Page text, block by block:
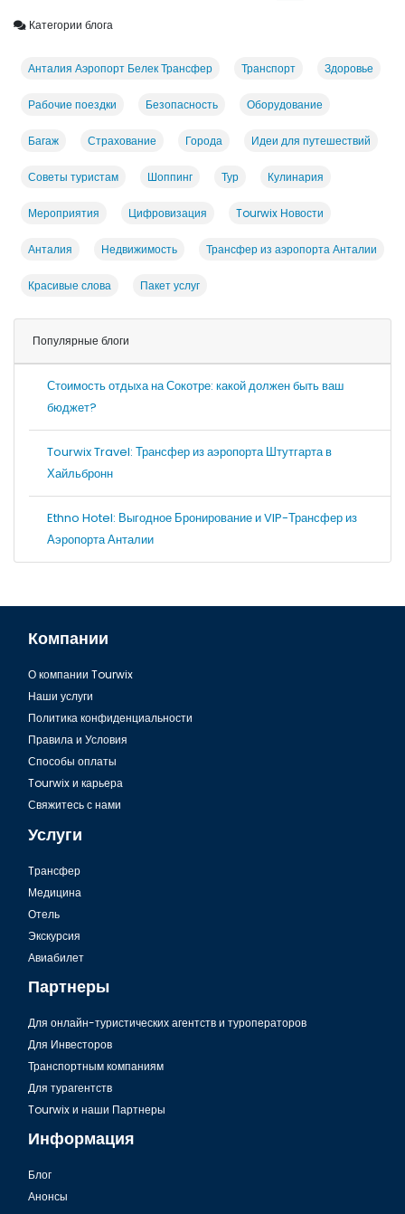
Категории блога
Анталия Аэропорт Белек Трансфер Транспорт Здоровье
Рабочие поездки Безопасность Оборудование
Багаж Страхование Города Идеи для путешествий
Советы туристам Шоппинг Тур Кулинария
Мероприятия Цифровизация Tourwix Новости
Анталия Недвижимость Трансфер из аэропорта Анталии
Красивые слова Пакет услуг
Популярные блоги
Стоимость отдыха на Сокотре: какой должен быть ваш
бюджет?
Tourwix Travel: Трансфер из аэропорта Штутгарта в
Хайльбронн
Ethno Hotel: Выгодное Бронирование и VIP-Трансфер из
Аэропорта Анталии
Компании
О компании Tourwix
Наши услуги
Политика конфиденциальности
Правила и Условия
Способы оплаты
Tourwix и карьера
Свяжитесь с нами
Услуги
Tрансфер
Медицина
Отель
Экскурсия
Авиабилет
Партнеры
Для онлайн-туристических агентств и туроператоров
Для Инвесторов
Транспортным компаниям
Для турагентств
Tourwix и наши Партнеры
Информация
Блог
Анонсы